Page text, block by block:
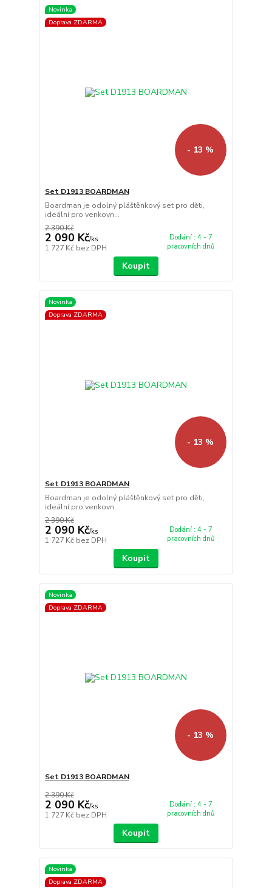
Novinka
Doprava ZDARMA
- 13 %
Set D1913 BOARDMAN
Boardman je odolný pláštěnkový set pro děti,
ideální pro venkovn...
2 390 Kč
2 090 Kč/ks
1 727 Kč bez DPH
Dodání : 4 - 7
pracovních dnů
Koupit
Novinka
Doprava ZDARMA
- 13 %
Set D1913 BOARDMAN
Boardman je odolný pláštěnkový set pro děti,
ideální pro venkovn...
2 390 Kč
2 090 Kč/ks
1 727 Kč bez DPH
Dodání : 4 - 7
pracovních dnů
Koupit
Novinka
Doprava ZDARMA
- 13 %
Set D1913 BOARDMAN
2 390 Kč
2 090 Kč/ks
1 727 Kč bez DPH
Dodání : 4 - 7
pracovních dnů
Koupit
Novinka
Doprava ZDARMA